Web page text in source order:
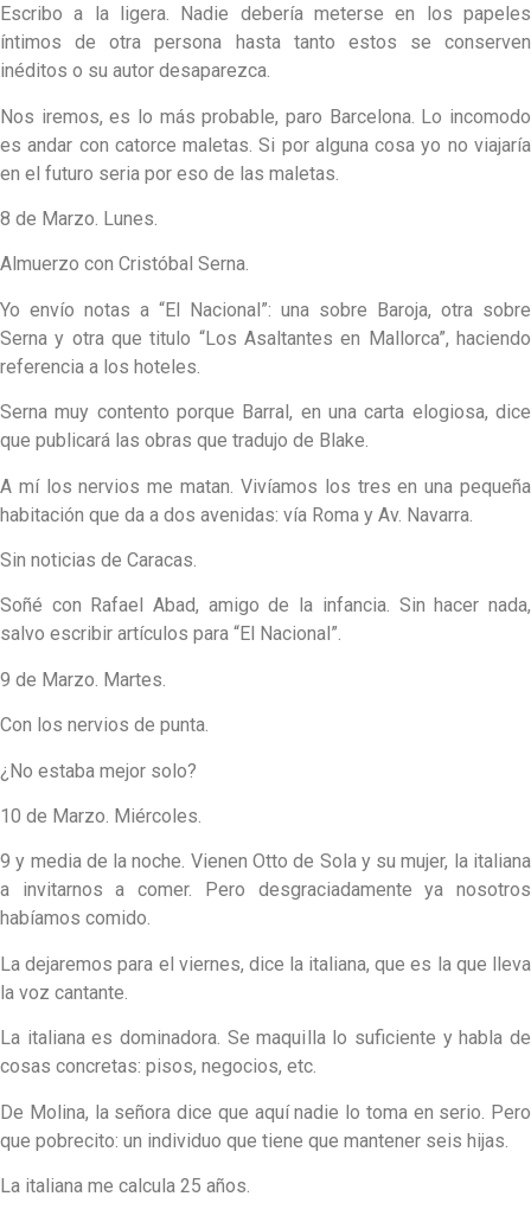
Escribo a la ligera. Nadie debería meterse en los papeles
íntimos de otra persona hasta tanto estos se conserven
inéditos o su autor desaparezca.
Nos iremos, es lo más probable, paro Barcelona. Lo incomodo
es andar con catorce maletas. Si por alguna cosa yo no viajaría
en el futuro seria por eso de las maletas.
8 de Marzo. Lunes.
Almuerzo con Cristóbal Serna.
Yo envío notas a “El Nacional”: una sobre Baroja, otra sobre
Serna y otra que titulo “Los Asaltantes en Mallorca”, haciendo
referencia a los hoteles.
Serna muy contento porque Barral, en una carta elogiosa, dice
que publicará las obras que tradujo de Blake.
A mí los nervios me matan. Vivíamos los tres en una pequeña
habitación que da a dos avenidas: vía Roma y Av. Navarra.
Sin noticias de Caracas.
Soñé con Rafael Abad, amigo de la infancia. Sin hacer nada,
salvo escribir artículos para “El Nacional”.
9 de Marzo. Martes.
Con los nervios de punta.
¿No estaba mejor solo?
10 de Marzo. Miércoles.
9 y media de la noche. Vienen Otto de Sola y su mujer, la italiana
a invitarnos a comer. Pero desgraciadamente ya nosotros
habíamos comido.
La dejaremos para el viernes, dice la italiana, que es la que lleva
la voz cantante.
La italiana es dominadora. Se maquilla lo suficiente y habla de
cosas concretas: pisos, negocios, etc.
De Molina, la señora dice que aquí nadie lo toma en serio. Pero
que pobrecito: un individuo que tiene que mantener seis hijas.
La italiana me calcula 25 años.